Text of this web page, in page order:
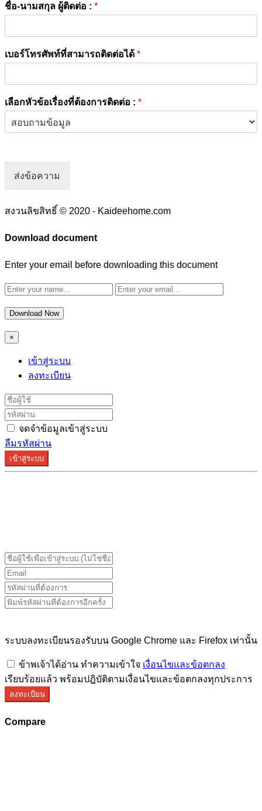
ชื่อ-นามสกุล ผู้ติดต่อ : *
เบอร์โทรศัพท์ที่สามารถติดต่อได้ *
เลือกหัวข้อเรื่องที่ต้องการติดต่อ : *
ส่งข้อความ
สงวนลิขสิทธิ์ © 2020 - Kaideehome.com
Download document
Enter your email before downloading this document
Download Now
×
เข้าสู่ระบบ
ลงทะเบียน
จดจำข้อมูลเข้าสู่ระบบ
ลืมรหัสผ่าน
เข้าสู่ระบบ
ระบบลงทะเบียนรองรับบน Google Chrome และ Firefox เท่านั้น
ข้าพเจ้าได้อ่าน ทำความเข้าใจ เงื่อนไขและข้อตกลง
เรียบร้อยแล้ว พร้อมปฎิบัติตามเงื่อนไขและข้อตกลงทุกประการ
ลงทะเบียน
Compare